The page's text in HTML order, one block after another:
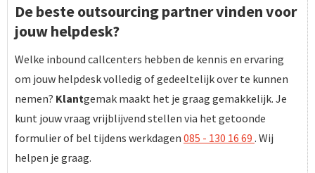
De beste outsourcing partner vinden voor
jouw helpdesk?
Welke inbound callcenters hebben de kennis en ervaring
om jouw helpdesk volledig of gedeeltelijk over te kunnen
nemen? Klantgemak maakt het je graag gemakkelijk. Je
kunt jouw vraag vrijblijvend stellen via het getoonde
formulier of bel tijdens werkdagen 085 - 130 16 69 . Wij
helpen je graag.